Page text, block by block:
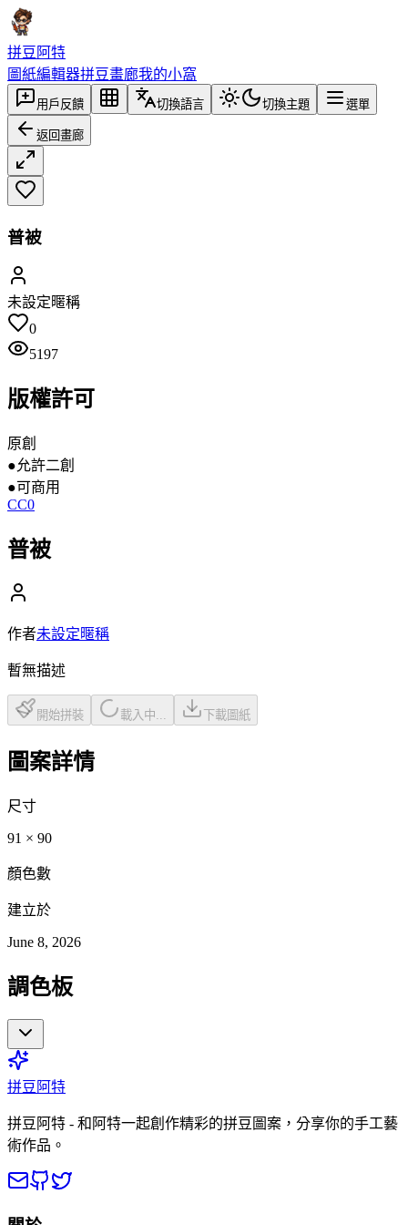
拼豆阿特
圖紙編輯器拼豆畫廊我的小窩
用戶反饋 切換語言 切換主題 選單
返回畫廊
普被
未設定暱稱
0
5197
版權許可
原創
●允許二創
●可商用
CC0
普被
作者未設定暱稱
暫無描述
開始拼裝 載入中... 下載圖紙
圖案詳情
尺寸
91 × 90
顏色數
建立於
June 8, 2026
調色板
拼豆阿特
拼豆阿特 - 和阿特一起創作精彩的拼豆圖案，分享你的手工藝
術作品。